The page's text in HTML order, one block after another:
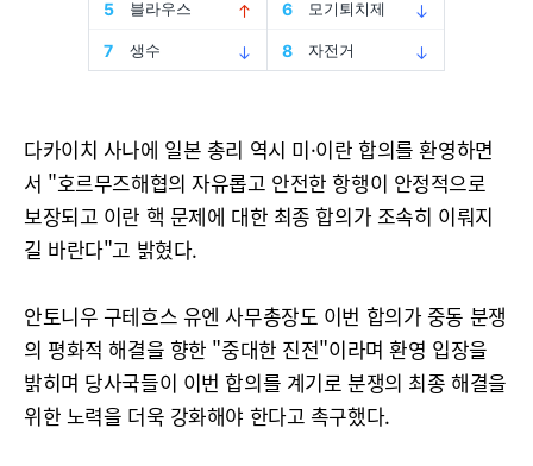
다카이치 사나에 일본 총리 역시 미·이란 합의를 환영하면
서 "호르무즈해협의 자유롭고 안전한 항행이 안정적으로
보장되고 이란 핵 문제에 대한 최종 합의가 조속히 이뤄지
길 바란다"고 밝혔다.
안토니우 구테흐스 유엔 사무총장도 이번 합의가 중동 분쟁
의 평화적 해결을 향한 "중대한 진전"이라며 환영 입장을
밝히며 당사국들이 이번 합의를 계기로 분쟁의 최종 해결을
위한 노력을 더욱 강화해야 한다고 촉구했다.